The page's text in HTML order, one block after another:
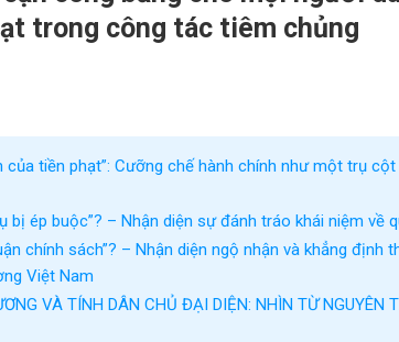
trong công tác tiêm chủng
của tiền phạt”: Cưỡng chế hành chính như một trụ
bị ép buộc”? – Nhận diện sự đánh tráo khái niệm về
chính sách”? – Nhận diện ngộ nhận và khẳng
Việt Nam
VÀ TÍNH DÂN CHỦ ĐẠI DIỆN: NHÌN TỪ NGUYÊN